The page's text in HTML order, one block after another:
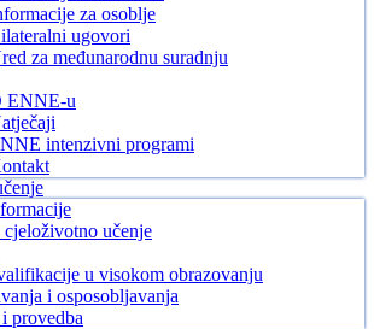
za osoblje
ugovori
za međunarodnu suradnju
ENNE-u
intenzivni programi
cjeloživotno učenje
u visokom obrazovanju
i osposobljavanja
provedba